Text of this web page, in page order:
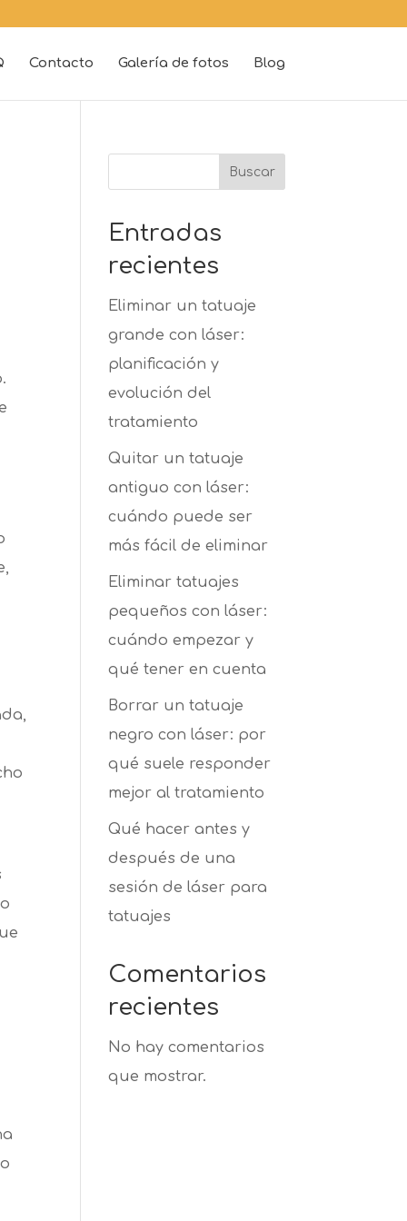
Contacto Galería de fotos Blog
Buscar
Entradas
recientes
Eliminar un tatuaje
grande con láser:
planificación y
evolución del
tratamiento
Quitar un tatuaje
antiguo con láser:
cuándo puede ser
más fácil de eliminar
Eliminar tatuajes
pequeños con láser:
cuándo empezar y
qué tener en cuenta
Borrar un tatuaje
negro con láser: por
qué suele responder
mejor al tratamiento
Qué hacer antes y
después de una
sesión de láser para
tatuajes
Comentarios
recientes
No hay comentarios
que mostrar.